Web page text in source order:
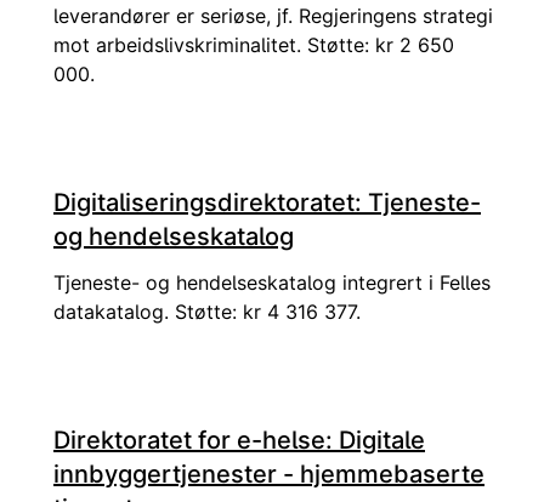
leverandører er seriøse, jf. Regjeringens strategi
mot arbeidslivskriminalitet. Støtte: kr 2 650
000.
Digitaliseringsdirektoratet: Tjeneste-
og hendelseskatalog
Tjeneste- og hendelseskatalog integrert i Felles
datakatalog. Støtte: kr 4 316 377.
Direktoratet for e-helse: Digitale
innbyggertjenester - hjemmebaserte